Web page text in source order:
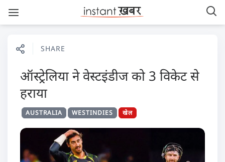
SHARE
ऑस्ट्रेलिया ने वेस्टइंडीज को 3 विकेट से
हराया
AUSTRALIA WESTINDIES खेल